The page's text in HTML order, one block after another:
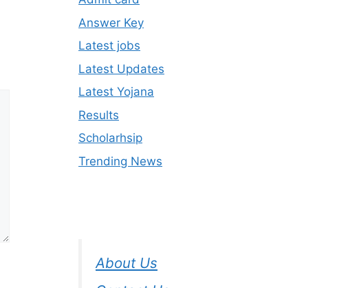
Answer Key
Latest jobs
Latest Updates
Latest Yojana
Results
Scholarhsip
Trending News
About Us